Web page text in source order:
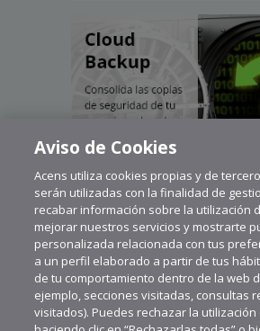
Aviso de Cookies
Acens utiliza cookies propias y de
serán utilizadas con la finalidad de
recabar información sobre la utilización
mejorar nuestros servicios y mostrarte
personalizada relacionada con tus
a un perfil elaborado a partir de tus
de tu comportamiento dentro de la web
ejemplo, secciones visitadas, consultas
visitados). Puedes rechazar la utilización